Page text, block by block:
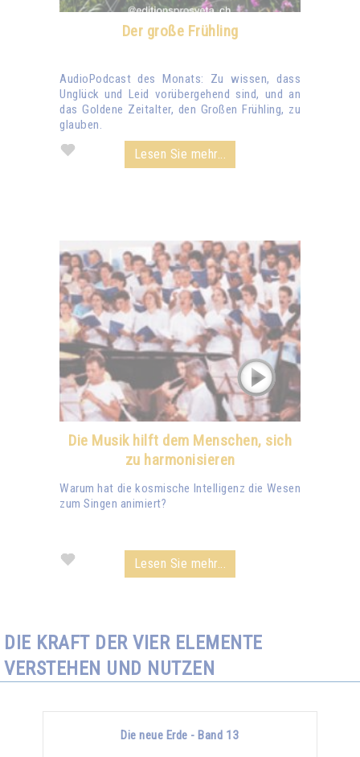
Der große Frühling
AudioPodcast des Monats: Zu wissen, dass
Unglück und Leid vorübergehend sind, und an
das Goldene Zeitalter, den Großen Frühling, zu
glauben.
Lesen Sie mehr...
Die Musik hilft dem Menschen, sich
zu harmonisieren
Warum hat die kosmische Intelligenz die Wesen
zum Singen animiert?
Lesen Sie mehr...
DIE KRAFT DER VIER ELEMENTE
VERSTEHEN UND NUTZEN
Die neue Erde - Band 13